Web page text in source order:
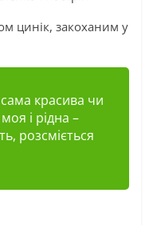
цинік, закоханим у
красива чи
і рідна –
розсміється